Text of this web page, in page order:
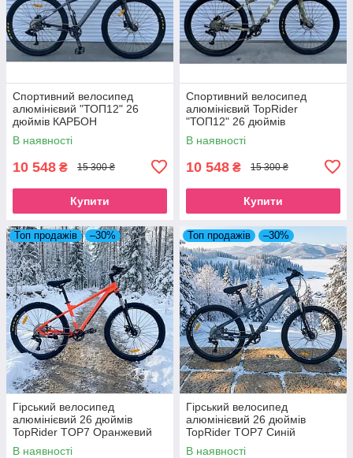
Спортивний велосипед
алюмінієвий "ТОП12" 26
дюймів КАРБОН
В наявності
10 548 ₴ 15 300 ₴
Купити
Спортивний велосипед
алюмінієвий TopRider
"ТОП12" 26 дюймів
Камуфляж
В наявності
10 548 ₴ 15 300 ₴
Купити
Топ продажів –30%
Гірський велосипед
алюмінієвий 26 дюймів
TopRider TOP7 Оранжевий
В наявності
Топ продажів –30%
Гірський велосипед
алюмінієвий 26 дюймів
TopRider TOP7 Синій
В наявності